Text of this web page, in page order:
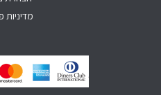
מדיניות